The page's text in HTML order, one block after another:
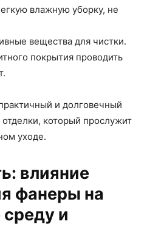
влажную уборку, не
вещества для чистки.
покрытия проводить
и долговечный
который прослужит
уходе.
влияние
фанеры на
и